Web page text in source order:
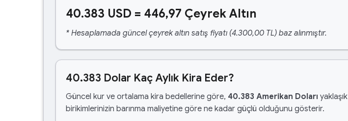
40.383 USD = 446,97 Çeyrek Altın
* Hesaplamada güncel çeyrek altın satış fiyatı (4.300,00 TL) baz alınmıştır.
40.383 Dolar Kaç Aylık Kira Eder?
Güncel kur ve ortalama kira bedellerine göre, 40.383 Amerikan Doları yaklaşık
birikimlerinizin barınma maliyetine göre ne kadar güçlü olduğunu gösterir.